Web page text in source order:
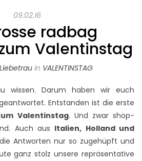
09.02.16
radbag
Valentinstag
in VALENTINSTAG
wissen. Darum haben wir euch
Entstanden ist die erste
Valentinstag. Und zwar shop-
Auch aus Italien, Holland und
Antworten nur so zugehüpft und
ganz stolz unsere repräsentative